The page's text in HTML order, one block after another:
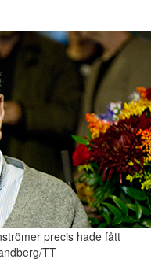
precis hade fått
TT